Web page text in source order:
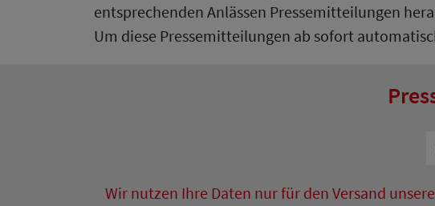
entsprechenden Anlässen Pressemitteilungen
Um diese Pressemitteilungen ab sofort
Wir nutzen Ihre Daten nur für den Versand